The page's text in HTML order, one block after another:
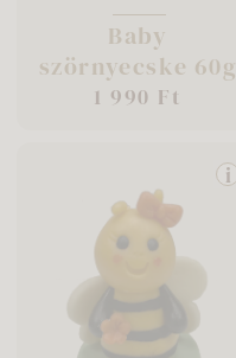
Baby
szörnyecske 60g
1 990 Ft
i